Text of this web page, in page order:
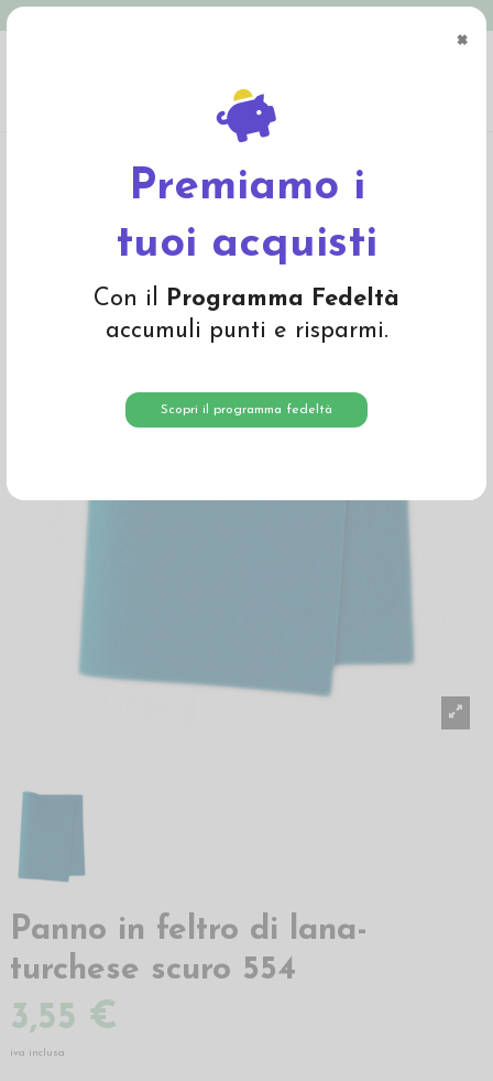
×
Premiamo i
tuoi acquisti
Con il Programma Fedeltà
accumuli punti e risparmi.
Scopri il programma fedeltà
Panno in feltro di lana- turchese scuro 554
Panno in feltro di lana-
turchese scuro 554
3,55 €
iva inclusa